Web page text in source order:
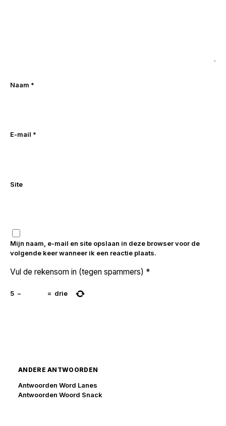
Naam *
E-mail *
Site
Mijn naam, e-mail en site opslaan in deze browser voor de
volgende keer wanneer ik een reactie plaats.
Vul de rekensom in (tegen spammers) *
5 − = drie
ANDERE ANTWOORDEN
Antwoorden Word Lanes
Antwoorden Woord Snack